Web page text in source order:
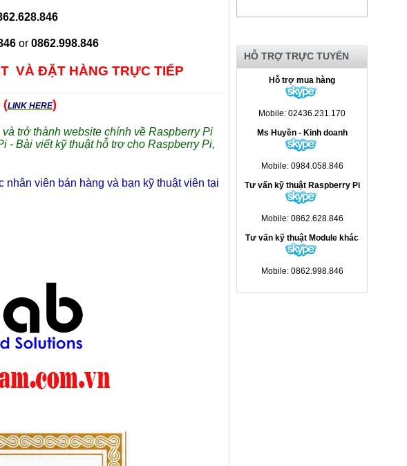
HỖ TRỢ TRỰC TUYẾN
Hỗ trợ mua hàng
Mobile: 02436.231.170
Ms Huyền - Kinh doanh
Mobile: 0984.058.846
Tư vấn kỹ thuật Raspberry Pi
Mobile: 0862.628.846
Tư vấn kỹ thuật Module khác
Mobile: 0862.998.846
or 0862.998.846
VÀ ĐẶT HÀNG TRỰC TIẾP
(LINK HERE)
trở thành website chính về Raspberry Pi
- Bài viết kỹ thuật hỗ trợ cho Raspberry Pi,
viên bán hàng và bạn kỹ thuật viên tại